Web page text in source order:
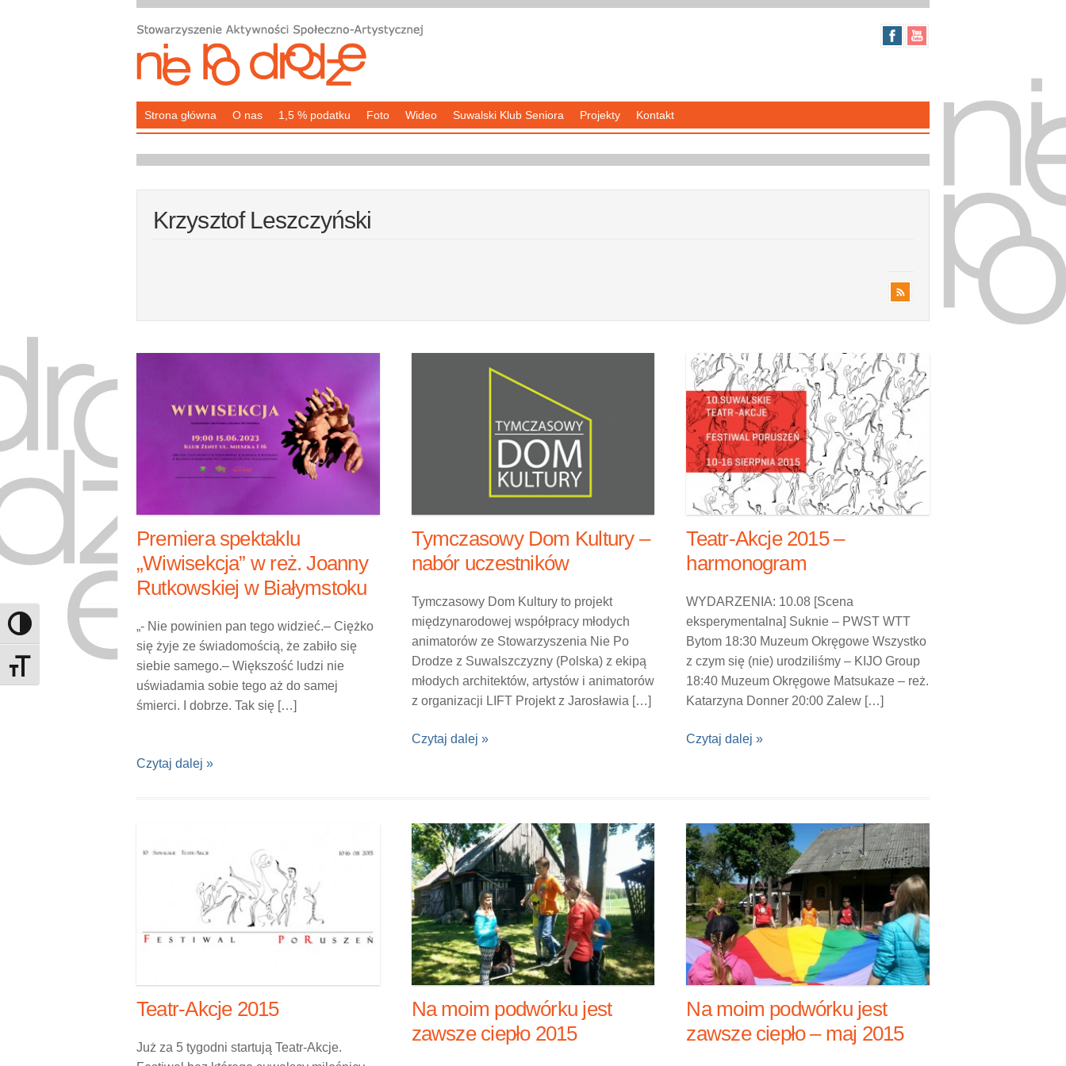
Toggle High Contrast
Toggle Font size
Strona główna O nas 1,5 % podatku Foto Wideo Suwalski Klub Seniora Projekty Kontakt
Krzysztof Leszczyński
Premiera spektaklu
„Wiwisekcja” w reż. Joanny
Rutkowskiej w Białymstoku
„- Nie powinien pan tego widzieć.– Ciężko
się żyje ze świadomością, że zabiło się
siebie samego.– Większość ludzi nie
uświadamia sobie tego aż do samej
śmierci. I dobrze. Tak się […]
Czytaj dalej »
Tymczasowy Dom Kultury –
nabór uczestników
Tymczasowy Dom Kultury to projekt
międzynarodowej współpracy młodych
animatorów ze Stowarzyszenia Nie Po
Drodze z Suwalszczyzny (Polska) z ekipą
młodych architektów, artystów i animatorów
z organizacji LIFT Projekt z Jarosławia […]
Czytaj dalej »
Teatr-Akcje 2015 –
harmonogram
WYDARZENIA: 10.08 [Scena
eksperymentalna] Suknie – PWST WTT
Bytom 18:30 Muzeum Okręgowe Wszystko
z czym się (nie) urodziliśmy – KIJO Group
18:40 Muzeum Okręgowe Matsukaze – reż.
Katarzyna Donner 20:00 Zalew […]
Czytaj dalej »
Teatr-Akcje 2015
Już za 5 tygodni startują Teatr-Akcje.
Na moim podwórku jest
zawsze ciepło 2015
Na moim podwórku jest
zawsze ciepło – maj 2015